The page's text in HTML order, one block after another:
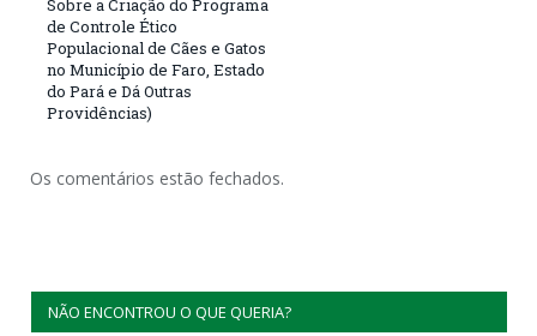
Sobre a Criação do Programa
de Controle Ético
Populacional de Cães e Gatos
no Município de Faro, Estado
do Pará e Dá Outras
Providências)
Os comentários estão fechados.
NÃO ENCONTROU O QUE QUERIA?